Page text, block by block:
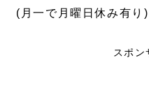
(月一で月曜日休み有り)
スポン